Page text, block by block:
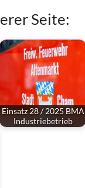
Seite:
Einsatz 28 / 2025 BMA
Industriebetrieb